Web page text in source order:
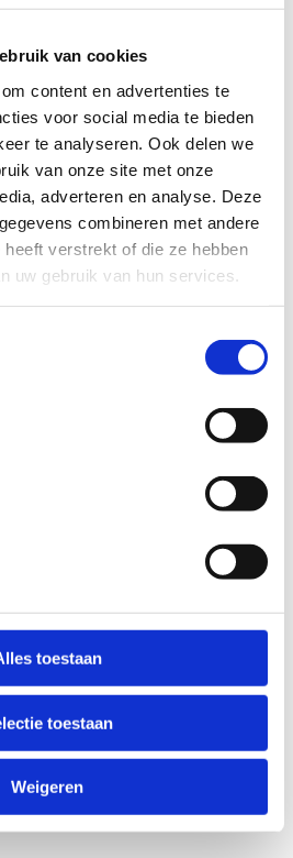
van cookies
content en advertenties te
voor social media te bieden
te analyseren. Ook delen we
van onze site met onze
adverteren en analyse. Deze
combineren met andere
verstrekt of die ze hebben
uw gebruik van hun services.
toestaan
toestaan
Weigeren
jouw vraag behoort
verification